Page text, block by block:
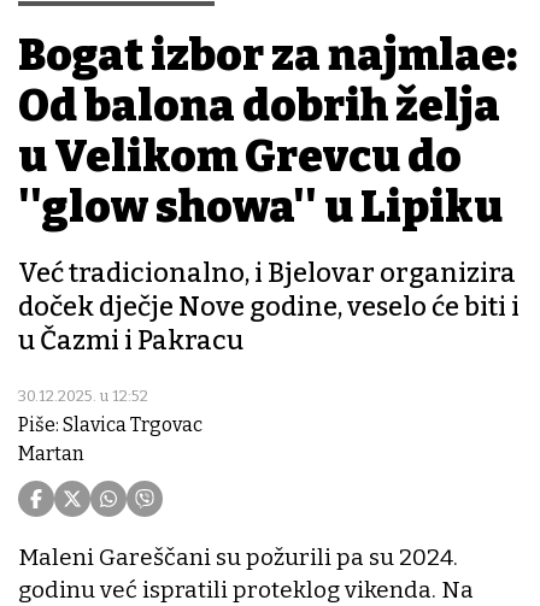
Bogat izbor za najmlađe:
Od balona dobrih želja
u Velikom Grđevcu do
''glow showa'' u Lipiku
Već tradicionalno, i Bjelovar organizira
doček dječje Nove godine, veselo će biti i
u Čazmi i Pakracu
30.12.2025. u 12:52
Piše: Slavica Trgovac
Martan
Maleni Gareščani su požurili pa su 2024.
godinu već ispratili proteklog vikenda. Na